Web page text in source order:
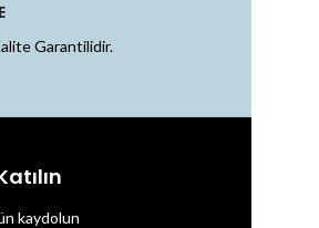
Garantilidir.
kaydolun